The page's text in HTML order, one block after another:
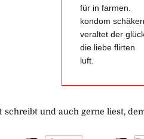
für in farmen.
kondom
veraltet der
die liebe flirten
luft.
schreibt und auch gerne liest,